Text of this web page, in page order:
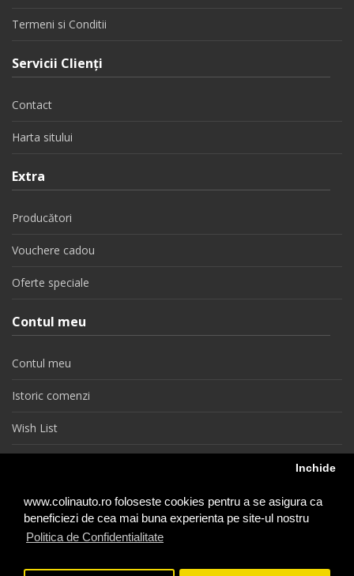
www.colinauto.ro foloseste cookies pentru a se asigura ca
beneficiezi de cea mai buna experienta pe site-ul nostru
Politica de Confidentialitate
Inchide
Termeni si Conditii
Servicii Clienţi
Contact
Harta sitului
Extra
Producători
Vouchere cadou
Oferte speciale
Contul meu
Contul meu
Istoric comenzi
Wish List